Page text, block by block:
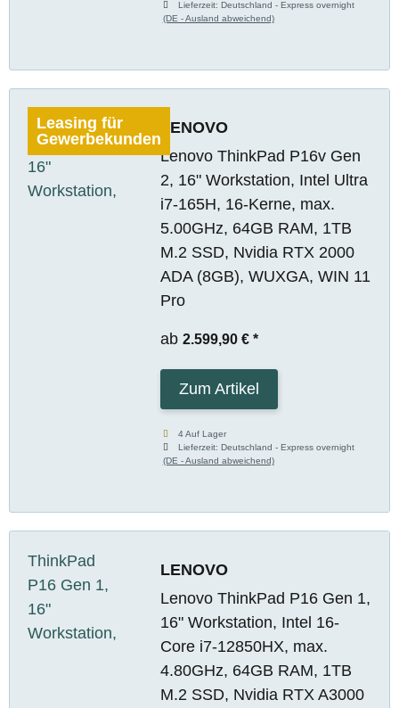
Lieferzeit:Deutschland - Express overnight
(DE - Ausland abweichend)
Leasing für
Gewerbekunden
LENOVO
Lenovo ThinkPad P16v Gen
2, 16" Workstation, Intel Ultra
i7-165H, 16-Kerne, max.
5.00GHz, 64GB RAM, 1TB
M.2 SSD, Nvidia RTX 2000
ADA (8GB), WUXGA, WIN 11
Pro
ab 2.599,90 € *
Zum Artikel
4 Auf Lager
Lieferzeit:Deutschland - Express overnight
(DE - Ausland abweichend)
LENOVO
Lenovo ThinkPad P16 Gen 1,
16" Workstation, Intel 16-
Core i7-12850HX, max.
4.80GHz, 64GB RAM, 1TB
M.2 SSD, Nvidia RTX A3000